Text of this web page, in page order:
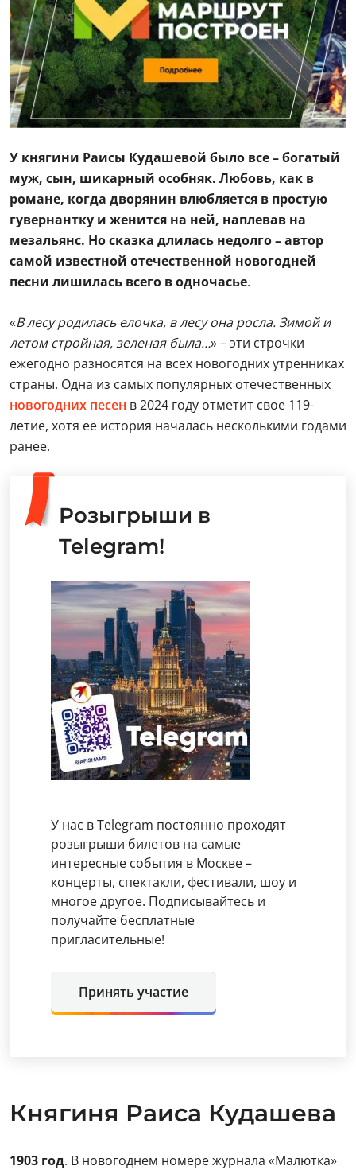
У княгини Раисы Кудашевой было все – богатый
муж, сын, шикарный особняк. Любовь, как в
романе, когда дворянин влюбляется в простую
гувернантку и женится на ней, наплевав на
мезальянс. Но сказка длилась недолго – автор
самой известной отечественной новогодней
песни лишилась всего в одночасье.
«В лесу родилась елочка, в лесу она росла. Зимой и
летом стройная, зеленая была…» – эти строчки
ежегодно разносятся на всех новогодних утренниках
страны. Одна из самых популярных отечественных
новогодних песен в 2024 году отметит свое 119-
летие, хотя ее история началась несколькими годами
ранее.
Розыгрыши в
Telegram!
У нас в Telegram постоянно проходят
розыгрыши билетов на самые
интересные события в Москве –
концерты, спектакли, фестивали, шоу и
многое другое. Подписывайтесь и
получайте бесплатные
пригласительные!
Принять участие
Княгиня Раиса Кудашева
1903 год. В новогоднем номере журнала «Малютка»